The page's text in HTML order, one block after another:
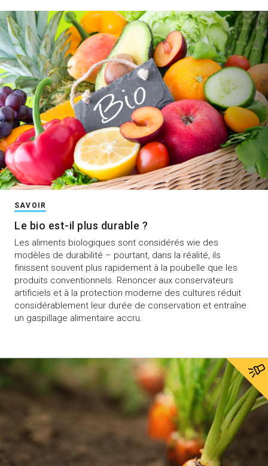
SAVOIR
Le bio est-il plus durable ?
Les aliments biologiques sont considérés wie des
modèles de durabilité – pourtant, dans la réalité, ils
finissent souvent plus rapidement à la poubelle que les
produits conventionnels. Renoncer aux conservateurs
artificiels et à la protection moderne des cultures réduit
considérablement leur durée de conservation et entraîne
un gaspillage alimentaire accru.